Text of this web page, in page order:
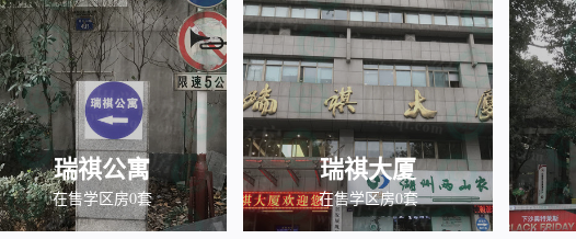
瑞祺公寓
在售学区房0套
瑞祺大厦
在售学区房0套